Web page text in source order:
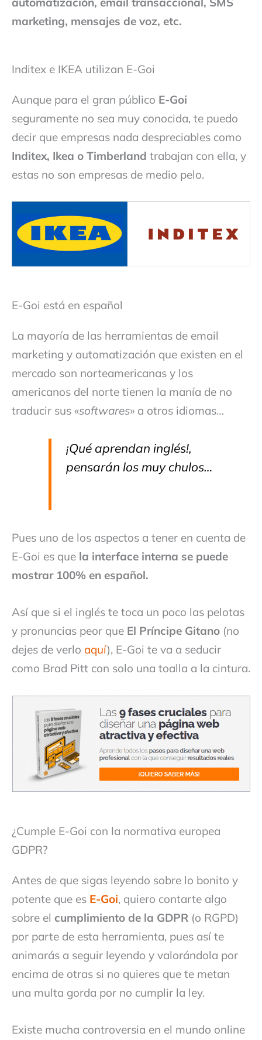
marketing, mensajes de voz, etc.
Inditex e IKEA utilizan E-Goi
Aunque para el gran público E-Goi
seguramente no sea muy conocida, te puedo
decir que empresas nada despreciables como
Inditex, Ikea o Timberland trabajan con ella, y
estas no son empresas de medio pelo.
E-Goi está en español
La mayoría de las herramientas de email
marketing y automatización que existen en el
mercado son norteamericanas y los
americanos del norte tienen la manía de no
traducir sus «softwares» a otros idiomas…
¡Qué aprendan inglés!,
pensarán los muy chulos…
Pues uno de los aspectos a tener en cuenta de
E-Goi es que la interface interna se puede
mostrar 100% en español.
Así que si el inglés te toca un poco las pelotas
y pronuncias peor que El Príncipe Gitano (no
dejes de verlo aquí), E-Goi te va a seducir
como Brad Pitt con solo una toalla a la cintura.
¿Cumple E-Goi con la normativa europea
GDPR?
Antes de que sigas leyendo sobre lo bonito y
potente que es E-Goi, quiero contarte algo
sobre el cumplimiento de la GDPR (o RGPD)
por parte de esta herramienta, pues así te
animarás a seguir leyendo y valorándola por
encima de otras si no quieres que te metan
una multa gorda por no cumplir la ley.
Existe mucha controversia en el mundo online